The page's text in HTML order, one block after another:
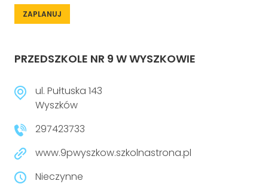
ZAPLANUJ
PRZEDSZKOLE NR 9 W WYSZKOWIE
ul. Pułtuska 143
Wyszków
297423733
www.9pwyszkow.szkolnastrona.pl
Nieczynne